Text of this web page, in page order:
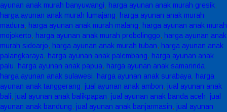
ayunan anak murah banyuwangi, harga ayunan anak murah gresik,
harga ayunan anak murah lumajang, harga ayunan anak murah
madura, harga ayunan anak murah malang, harga ayunan anak murah
mojokerto, harga ayunan anak murah probolinggo, harga ayunan anak
murah sidoarjo, harga ayunan anak murah tuban, harga ayunan anak
palangkaraya, harga ayunan anak palembang, harga ayunan anak
palu, harga ayunan anak papua, harga ayunan anak samarinda,
harga ayunan anak sulawesi, harga ayunan anak surabaya, harga
ayunan anak tanggerang, jual ayunan anak ambon, jual ayunan anak
bali, jual ayunan anak balikpapan, jual ayunan anak banda aceh, jual
ayunan anak bandung, jual ayunan anak banjarmasin, jual ayunan